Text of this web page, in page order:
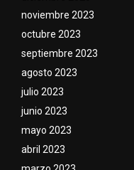
noviembre 2023
octubre 2023
septiembre 2023
agosto 2023
julio 2023
junio 2023
mayo 2023
abril 2023